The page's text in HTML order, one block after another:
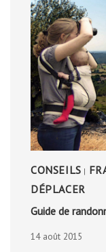
CONSEILS |
DÉPLACER
Guide de
14 août 2015